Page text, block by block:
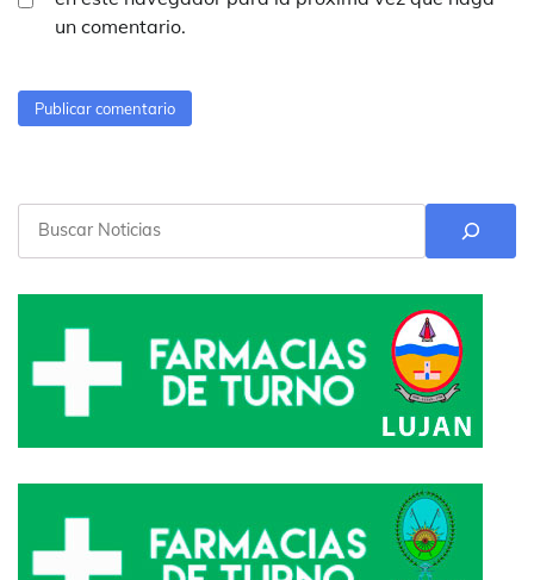
un comentario.